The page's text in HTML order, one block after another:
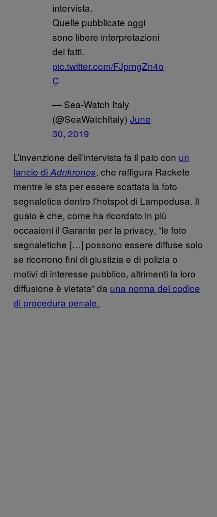
intervista.
Quelle pubblicate oggi
sono libere interpretazioni
dei fatti.
pic.twitter.com/FJpmgZn4o
C
— Sea-Watch Italy
(@SeaWatchItaly) June
30, 2019
L’invenzione dell’intervista fa il paio con un
lancio di Adnkronos, che raffigura Rackete
mentre le sta per essere scattata la foto
segnaletica dentro l’hotspot di Lampedusa. Il
guaio è che, come ha ricordato in più
occasioni il Garante per la privacy, “le foto
segnaletiche […] possono essere diffuse solo
se ricorrono fini di giustizia e di polizia o
motivi di interesse pubblico, altrimenti la loro
diffusione è vietata” da una norma del codice
di procedura penale.